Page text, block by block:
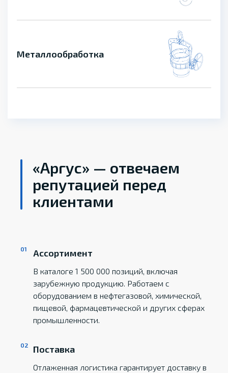
Металлообработка
«Аргус» — отвечаем
репутацией перед
клиентами
Ассортимент
В каталоге 1 500 000 позиций, включая
зарубежную продукцию. Работаем с
оборудованием в нефтегазовой, химической,
пищевой, фармацевтической и других сферах
промышленности.
Поставка
Отлаженная логистика гарантирует доставку в